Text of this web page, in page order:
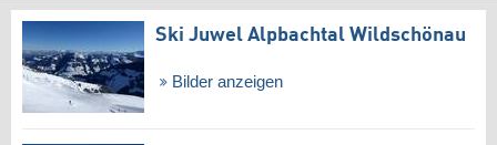
Ski Juwel Alpbachtal Wildschönau
Bilder anzeigen